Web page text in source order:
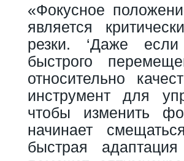
«Фокусное
является
резки. ‘Даже
быстрого
относительно
инструмент для
чтобы изменить
начинает
быстрая